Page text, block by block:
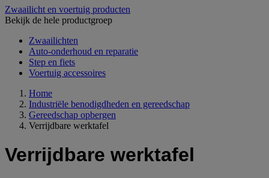
Zwaailicht en voertuig producten
Bekijk de hele productgroep
Zwaailichten
Auto-onderhoud en reparatie
Step en fiets
Voertuig accessoires
Home
Industriële benodigdheden en gereedschap
Gereedschap opbergen
Verrijdbare werktafel
Verrijdbare werktafel